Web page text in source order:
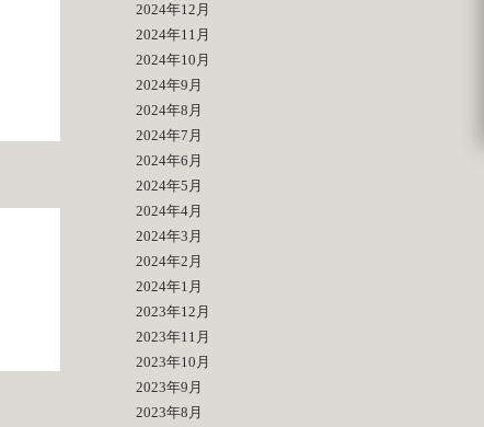
2024年12月
2024年11月
2024年10月
2024年9月
2024年8月
2024年7月
2024年6月
2024年5月
2024年4月
2024年3月
2024年2月
2024年1月
2023年12月
2023年11月
2023年10月
2023年9月
2023年8月